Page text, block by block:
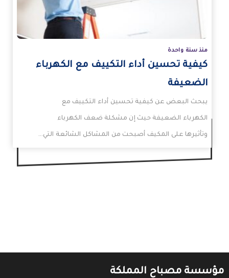
منذ سنة واحدة
كيفية تحسين أداء التكييف مع الكهرباء
الضعيفة
يبحث البعض عن كيفية تحسين أداء التكييف مع
الكهرباء الضعيفة حيث إن مشكلة ضعف الكهرباء
وتأثيرها على المكيف أصبحت من المشاكل الشائعة التي…
مؤسسة مصباح المملكة